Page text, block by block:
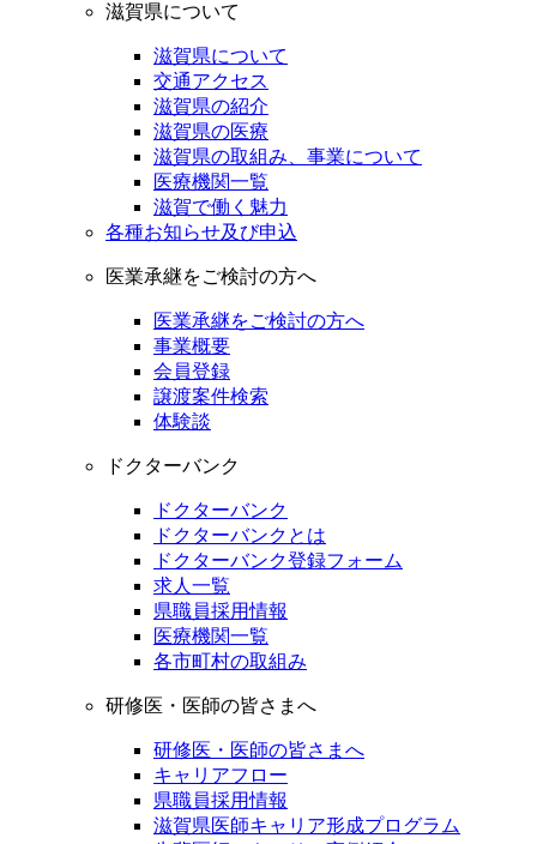
滋賀県について
滋賀県について
交通アクセス
滋賀県の紹介
滋賀県の医療
滋賀県の取組み、事業について
医療機関一覧
滋賀で働く魅力
各種お知らせ及び申込
医業承継をご検討の方へ
医業承継をご検討の方へ
事業概要
会員登録
譲渡案件検索
体験談
ドクターバンク
ドクターバンク
ドクターバンクとは
ドクターバンク登録フォーム
求人一覧
県職員採用情報
医療機関一覧
各市町村の取組み
研修医・医師の皆さまへ
研修医・医師の皆さまへ
キャリアフロー
県職員採用情報
滋賀県医師キャリア形成プログラム